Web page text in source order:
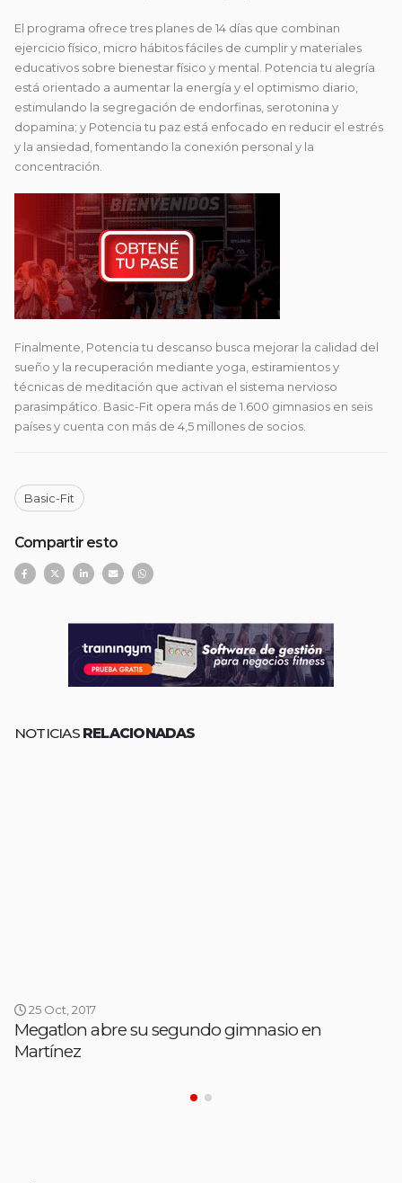
El programa ofrece tres planes de 14 días que combinan
ejercicio físico, micro hábitos fáciles de cumplir y materiales
educativos sobre bienestar físico y mental. Potencia tu alegría
está orientado a aumentar la energía y el optimismo diario,
estimulando la segregación de endorfinas, serotonina y
dopamina; y Potencia tu paz está enfocado en reducir el estrés
y la ansiedad, fomentando la conexión personal y la
concentración.
Finalmente, Potencia tu descanso busca mejorar la calidad del
sueño y la recuperación mediante yoga, estiramientos y
técnicas de meditación que activan el sistema nervioso
parasimpático. Basic-Fit opera más de 1.600 gimnasios en seis
países y cuenta con más de 4,5 millones de socios.
Basic-Fit
Compartir esto
NOTICIAS RELACIONADAS
25 Oct, 2017
Megatlon abre su segundo gimnasio en
Martínez